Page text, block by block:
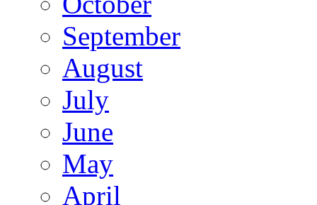
September
August
July
June
May
April